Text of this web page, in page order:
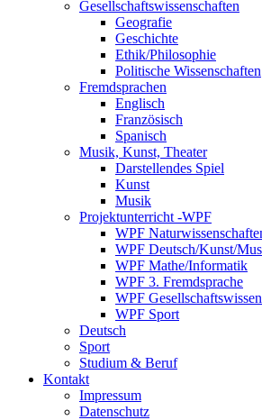
Gesellschaftswissenschaften
Geografie
Geschichte
Ethik/Philosophie
Politische Wissenschaften
Fremdsprachen
Englisch
Französisch
Spanisch
Musik, Kunst, Theater
Darstellendes Spiel
Kunst
Musik
Projektunterricht -WPF
WPF
WPF Deutsch/Kunst/
WPF Mathe/Informatik
WPF 3. Fremdsprache
WPF
WPF Sport
Deutsch
Sport
Studium & Beruf
Kontakt
Impressum
Datenschutz